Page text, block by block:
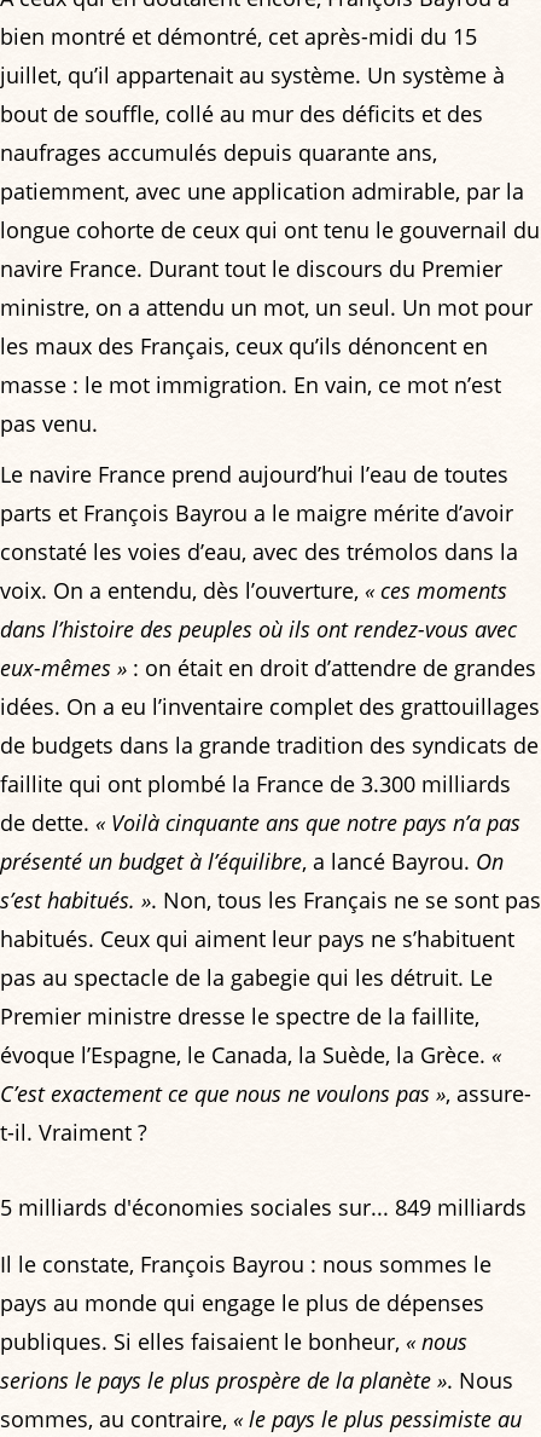
bien montré et démontré, cet après-midi du 15
juillet, qu’il appartenait au système. Un système à
bout de souffle, collé au mur des déficits et des
naufrages accumulés depuis quarante ans,
patiemment, avec une application admirable, par la
longue cohorte de ceux qui ont tenu le gouvernail du
navire France. Durant tout le discours du Premier
ministre, on a attendu un mot, un seul. Un mot pour
les maux des Français, ceux qu’ils dénoncent en
masse : le mot immigration. En vain, ce mot n’est
pas venu.
Le navire France prend aujourd’hui l’eau de toutes
parts et François Bayrou a le maigre mérite d’avoir
constaté les voies d’eau, avec des trémolos dans la
voix. On a entendu, dès l’ouverture, « ces moments
dans l’histoire des peuples où ils ont rendez-vous avec
eux-mêmes » : on était en droit d’attendre de grandes
idées. On a eu l’inventaire complet des grattouillages
de budgets dans la grande tradition des syndicats de
faillite qui ont plombé la France de 3.300 milliards
de dette. « Voilà cinquante ans que notre pays n’a pas
présenté un budget à l’équilibre, a lancé Bayrou. On
s’est habitués. ». Non, tous les Français ne se sont pas
habitués. Ceux qui aiment leur pays ne s’habituent
pas au spectacle de la gabegie qui les détruit. Le
Premier ministre dresse le spectre de la faillite,
évoque l’Espagne, le Canada, la Suède, la Grèce. «
C’est exactement ce que nous ne voulons pas », assure-
t-il. Vraiment ?
5 milliards d'économies sociales sur... 849 milliards
Il le constate, François Bayrou : nous sommes le
pays au monde qui engage le plus de dépenses
publiques. Si elles faisaient le bonheur, « nous
serions le pays le plus prospère de la planète ». Nous
sommes, au contraire, « le pays le plus pessimiste au